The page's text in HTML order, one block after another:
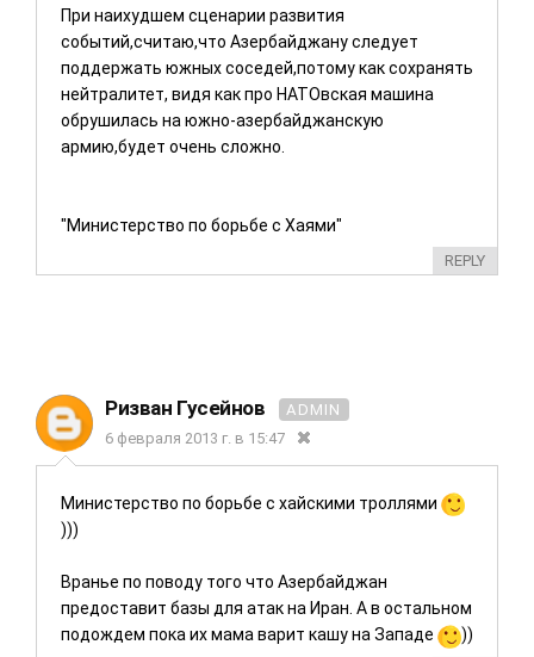
При наихудшем сценарии развития
событий,считаю,что Азербайджану следует
поддержать южных соседей,потому как сохранять
нейтралитет, видя как про НАТОвская машина
обрушилась на южно-азербайджанскую
армию,будет очень сложно.
"Министерство по борьбе с Хаями"
REPLY
Ризван Гусейнов
ADMIN
6 февраля 2013 г. в 15:47
Министерство по борьбе с хайскими троллями
)))
Вранье по поводу того что Азербайджан
предоставит базы для атак на Иран. А в остальном
подождем пока их мама варит кашу на Западе
))